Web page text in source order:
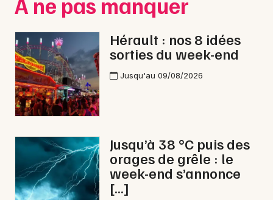
Concerts
Sports
Soirées
Sorties famille
Sorties & loisirs
Nuit des Musées en Languedoc-Roussillon
Nice
Paris
Strasbourg
Toulouse
Toutes les villes
Hérault : nos 8 idées
sorties du week-end
Jusqu'au 09/08/2026
Jusqu’à 38 °C puis des
orages de grêle : le
week-end s’annonce
[…]